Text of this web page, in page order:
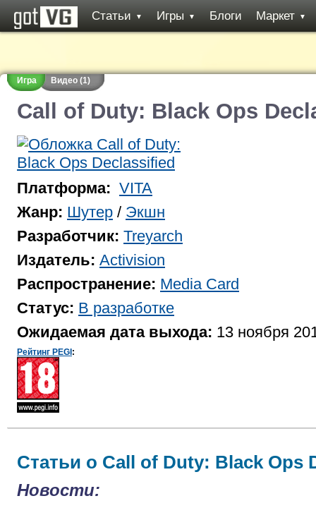
Статьи ▼ Игры ▼ Блоги Маркет ▼
Игра Видео (1)
Call of Duty: Black Ops
Платформа: VITA
Жанр: Шутер / Экшн
Разработчик: Treyarch
Издатель: Activision
Распространение: Media Card
Статус: В разработке
Ожидаемая дата выхода: 13 ноября
Рейтинг PEGI :
Статьи о Call of Duty: Black Ops
Новости: